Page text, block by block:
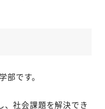
です。
、社会課題を解決でき